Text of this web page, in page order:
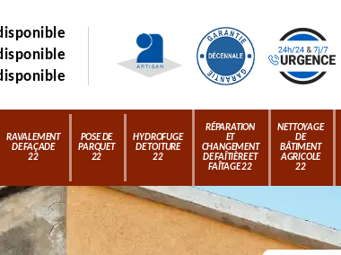
RAVALEMENT
DE FAÇADE
22
POSE DE
PARQUET
22
HYDROFUGE
DE TOITURE
22
RÉPARATION
ET
CHANGEMENT
DE FAÎTIÈRE ET
FAÎTAGE 22
NETTOYAGE
DE
BÂTIMENT
AGRICOLE
22